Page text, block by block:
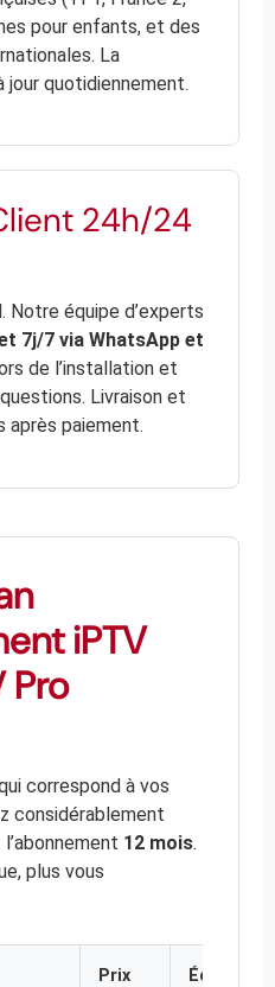
pour enfants, et des
La
quotidiennement.
24h/24
Notre équipe d’experts
7j/7 via WhatsApp et
de l’installation et
Livraison et
après paiement.
iPTV
Pro
correspond à vos
considérablement
12 mois.
plus vous
Prix